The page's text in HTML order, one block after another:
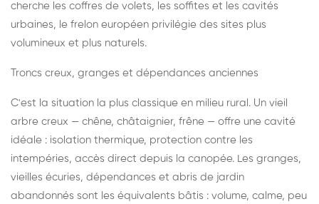
cherche les coffres de volets, les soffites et les cavités
urbaines, le frelon européen privilégie des sites plus
volumineux et plus naturels.
Troncs creux, granges et dépendances anciennes
C'est la situation la plus classique en milieu rural. Un vieil
arbre creux — chêne, châtaignier, frêne — offre une cavité
idéale : isolation thermique, protection contre les
intempéries, accès direct depuis la canopée. Les granges,
vieilles écuries, dépendances et abris de jardin
abandonnés sont les équivalents bâtis : volume, calme, peu